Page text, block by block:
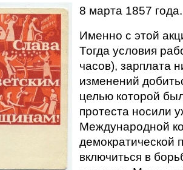
8 марта 1857
Именно с этой
Тогда условия
часов), зарплата
изменений
целью которой
протеста носили
Международной
демократической
включиться в